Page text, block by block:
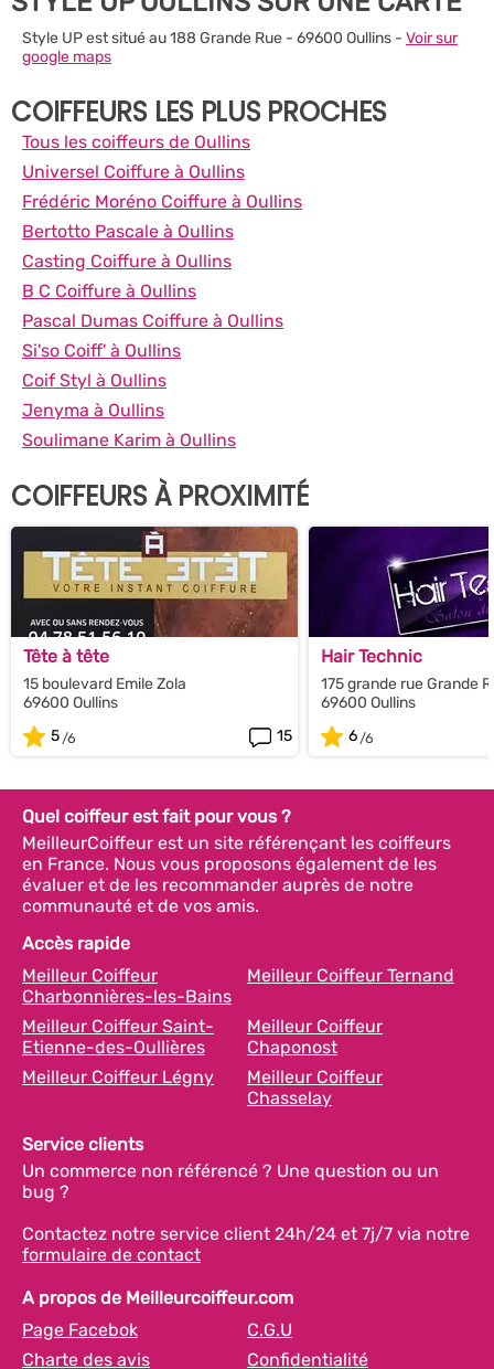
Style UP est situé au 188 Grande Rue - 69600 Oullins - Voir sur
google maps
COIFFEURS LES PLUS PROCHES
Tous les coiffeurs de Oullins
Universel Coiffure à Oullins
Frédéric Moréno Coiffure à Oullins
Bertotto Pascale à Oullins
Casting Coiffure à Oullins
B C Coiffure à Oullins
Pascal Dumas Coiffure à Oullins
Si'so Coiff' à Oullins
Coif Styl à Oullins
Jenyma à Oullins
Soulimane Karim à Oullins
COIFFEURS À PROXIMITÉ
Tête à tête
15 boulevard Emile Zola
69600 Oullins
5
15
Hair Technic
175 grande rue Grande
69600 Oullins
6
Quel coiffeur est fait pour vous ?
MeilleurCoiffeur est un site référençant les coiffeurs
en France. Nous vous proposons également de les
évaluer et de les recommander auprès de notre
communauté et de vos amis.
Accès rapide
Meilleur Coiffeur
Charbonnières-les-Bains
Meilleur Coiffeur Ternand
Meilleur Coiffeur Saint-
Etienne-des-Oullières
Meilleur Coiffeur
Chaponost
Meilleur Coiffeur Légny
Meilleur Coiffeur
Chasselay
Service clients
Un commerce non référencé ? Une question ou un
bug ?
Contactez notre service client 24h/24 et 7j/7 via notre
formulaire de contact
A propos de Meilleurcoiffeur.com
Page Facebok
C.G.U
Charte des avis
Confidentialité